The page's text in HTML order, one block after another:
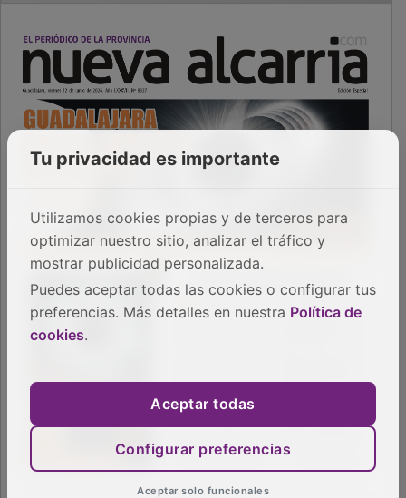
Tu privacidad es importante
Utilizamos cookies propias y de terceros para
optimizar nuestro sitio, analizar el tráfico y
mostrar publicidad personalizada.
Puedes aceptar todas las cookies o configurar tus
preferencias. Más detalles en nuestra Política de
cookies.
Aceptar todas
Configurar preferencias
Aceptar solo funcionales